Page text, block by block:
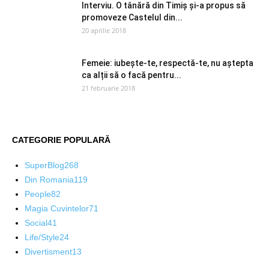
Interviu. O tânără din Timiș și-a propus să
promoveze Castelul din...
20 aprilie 2018
Femeie: iubește-te, respectă-te, nu aștepta
ca alții să o facă pentru...
21 februarie 2018
CATEGORIE POPULARĂ
SuperBlog268
Din Romania119
People82
Magia Cuvintelor71
Social41
Life/Style24
Divertisment13